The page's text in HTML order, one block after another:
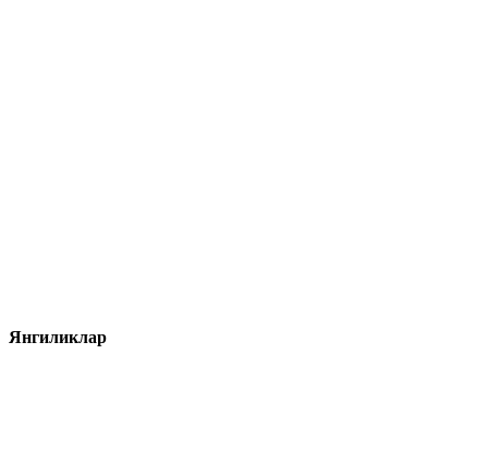
Янгиликлар